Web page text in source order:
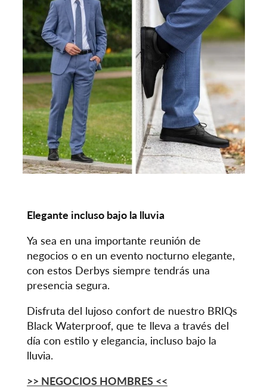
Elegante incluso bajo la lluvia
Ya sea en una importante reunión de
negocios o en un evento nocturno elegante,
con estos Derbys siempre tendrás una
presencia segura.
Disfruta del lujoso confort de nuestro BRIQs
Black Waterproof, que te lleva a través del
día con estilo y elegancia, incluso bajo la
lluvia.
>> NEGOCIOS HOMBRES <<